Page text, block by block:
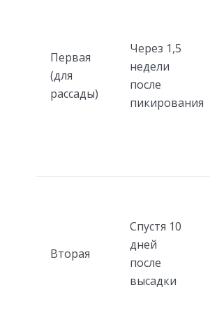
Первая
(для
рассады)
Через 1,5
недели
после
пикирования
Вторая
Спустя 10
дней
после
высадки